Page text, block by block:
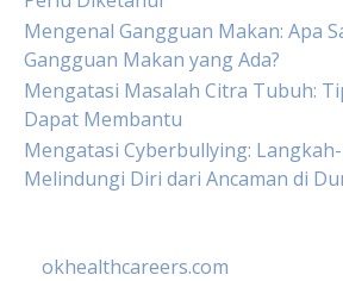
Mengenal Gangguan Makan: Apa
Gangguan Makan yang Ada?
Mengatasi Masalah Citra Tubuh:
Dapat Membantu
Mengatasi Cyberbullying:
Melindungi Diri dari Ancaman di
okhealthcareers.com